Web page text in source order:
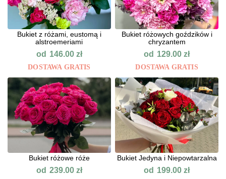
Bukiet z różami, eustomą i
alstroemeriami
od 146.00 zł
DOSTAWA GRATIS
Bukiet różowych goździków i
chryzantem
od 129.00zł
DOSTAWA GRATIS
Bukiet różowe róże
od 239.00 zł
Bukiet Jedyna i Niepowtarzalna
od 199.00zł